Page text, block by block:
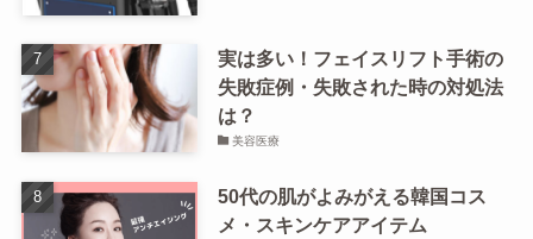
実は多い！フェイスリフト手術の
失敗症例・失敗された時の対処法
は？
美容医療
50代の肌がよみがえる韓国コス
メ・スキンケアアイテム